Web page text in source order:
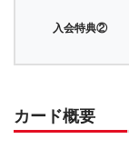
入会特典②
カード概要